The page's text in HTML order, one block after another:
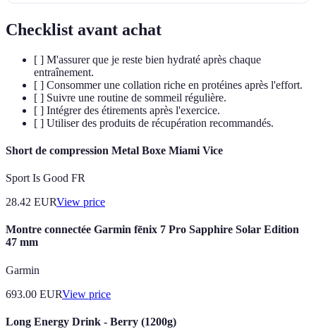
Checklist avant achat
[ ] M'assurer que je reste bien hydraté après chaque
entraînement.
[ ] Consommer une collation riche en protéines après l'effort.
[ ] Suivre une routine de sommeil régulière.
[ ] Intégrer des étirements après l'exercice.
[ ] Utiliser des produits de récupération recommandés.
Short de compression Metal Boxe Miami Vice
Sport Is Good FR
28.42 EURView price
Montre connectée Garmin fēnix 7 Pro Sapphire Solar Edition
47 mm
Garmin
693.00 EURView price
Long Energy Drink - Berry (1200g)